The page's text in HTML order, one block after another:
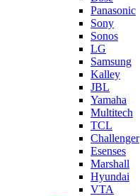
Panasonic
Sony
Sonos
LG
Samsung
Kalley
JBL
Yamaha
Multitech
TCL
Challenger
Esenses
Marshall
Hyundai
VTA